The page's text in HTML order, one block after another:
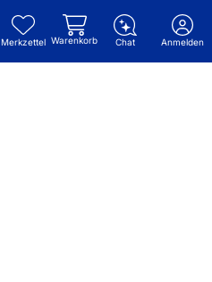
Merkzettel Warenkorb Chat Anmelden